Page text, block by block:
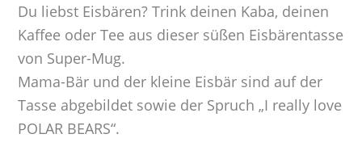
Du liebst Eisbären? Trink deinen Kaba, deinen
Kaffee oder Tee aus dieser süßen Eisbärentasse
von Super-Mug.
Mama-Bär und der kleine Eisbär sind auf der
Tasse abgebildet sowie der Spruch „I really love
POLAR BEARS“.